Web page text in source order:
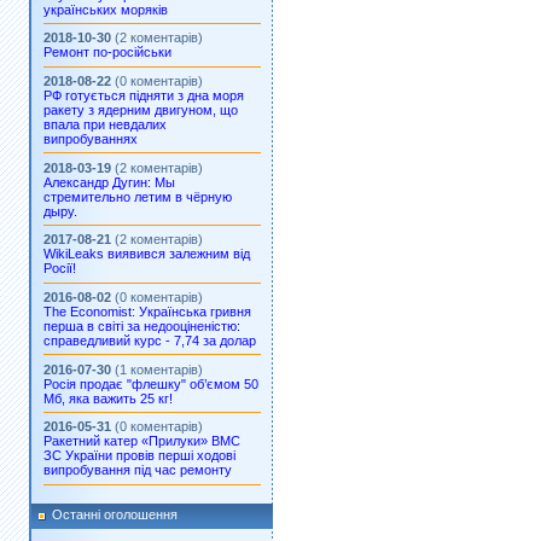
українських моряків
2018-10-30 (2 коментарів)
Ремонт по-російськи
2018-08-22 (0 коментарів)
РФ готується підняти з дна моря
ракету з ядерним двигуном, що
впала при невдалих
випробуваннях
2018-03-19 (2 коментарів)
Александр Дугин: Мы
стремительно летим в чёрную
дыру.
2017-08-21 (2 коментарів)
WikiLeaks виявився залежним від
Росії!
2016-08-02 (0 коментарів)
The Economist: Українська гривня
перша в світі за недооціненістю:
справедливий курс - 7,74 за долар
2016-07-30 (1 коментарів)
Росія продає "флешку" об’ємом 50
Мб, яка важить 25 кг!
2016-05-31 (0 коментарів)
Ракетний катер «Прилуки» ВМС
ЗС України провів перші ходові
випробування під час ремонту
Останні оголошення